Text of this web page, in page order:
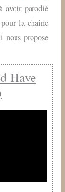
avoir parodié
la chaîne
nous propose
Have